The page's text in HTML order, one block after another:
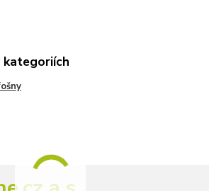
kategoriích